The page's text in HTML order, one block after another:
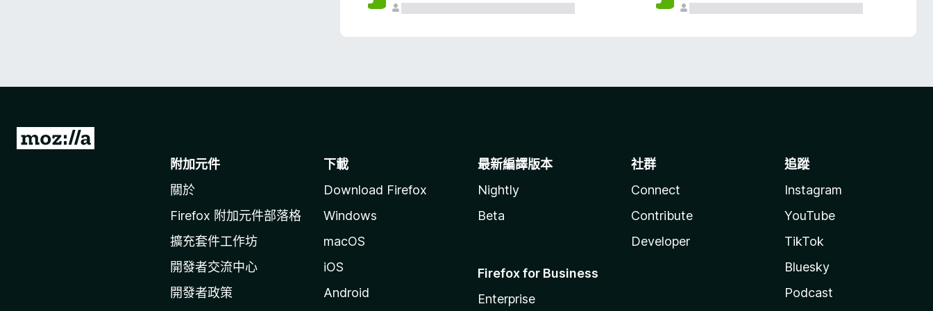
前
附加元件
關於
Firefox 附加元件部落格
擴充套件工作坊
開發者交流中心
開發者政策
下載
Download Firefox
Windows
macOS
iOS
Android
最新編譯版本
Nightly
Beta
Firefox for Business
Enterprise
社群
Connect
Contribute
Developer
追蹤
Instagram
YouTube
TikTok
Bluesky
Podcast